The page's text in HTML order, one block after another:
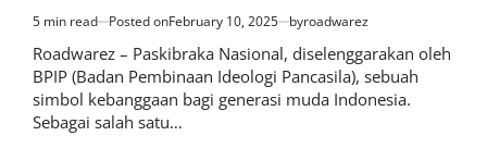
Estimated
read
time
5 min read Posted onFebruary 10, 2025 byroadwarez
Roadwarez – Paskibraka Nasional, diselenggarakan oleh
BPIP (Badan Pembinaan Ideologi Pancasila), sebuah
simbol kebanggaan bagi generasi muda Indonesia.
Sebagai salah satu…